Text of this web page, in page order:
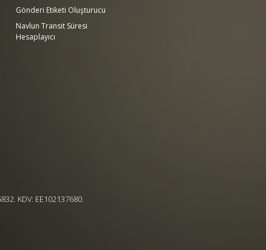
Gönderi Etiketi Oluşturucu
Navlun Transit Süresi
Hesaplayıcı
KDV: EE102137680.